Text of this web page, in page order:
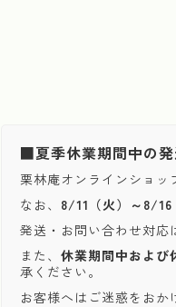
■夏季休業期間中の
栗林庵オンラインショッ
なお、 8/11（火）～8/16
発送・お問い合わせ対応
また、 休業期間中および
承ください。
お客様へはご迷惑をおか